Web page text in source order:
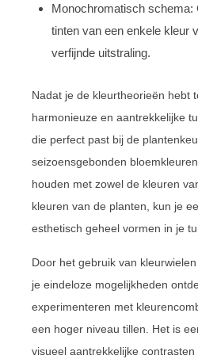
Monochromatisch schema:
tinten van een enkele kleur
verfijnde uitstraling.
Nadat je de kleurtheorieën hebt
harmonieuze en aantrekkelijke
die perfect past bij de
seizoensgebonden
houden met zowel de kleuren
kleuren van de planten, kun je
esthetisch geheel vormen in je
Door het gebruik van
je eindeloze mogelijkheden
experimenteren met
een hoger niveau tillen. Het is
visueel aantrekkelijke